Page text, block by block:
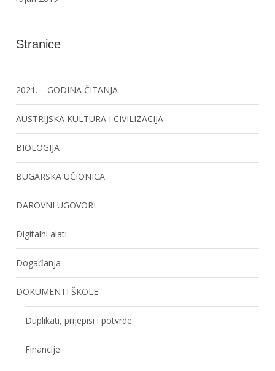
Stranice
2021. – GODINA ČITANJA
AUSTRIJSKA KULTURA I CIVILIZACIJA
BIOLOGIJA
BUGARSKA UČIONICA
DAROVNI UGOVORI
Digitalni alati
Događanja
DOKUMENTI ŠKOLE
Duplikati, prijepisi i potvrde
Financije